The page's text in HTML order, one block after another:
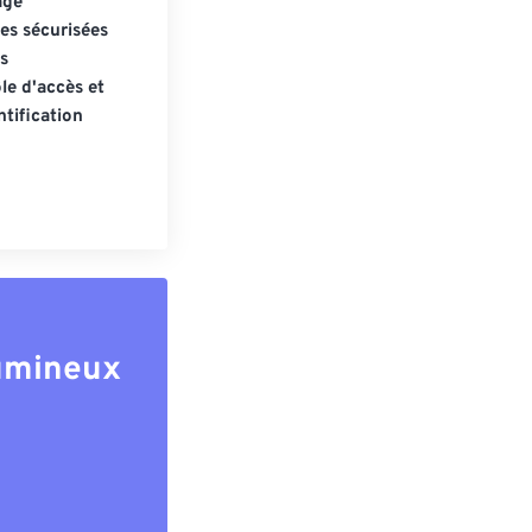
sécurisées
d'accès et